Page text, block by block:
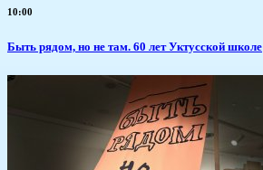
10:00
Быть рядом, но не там. 60 лет Уктусской школе